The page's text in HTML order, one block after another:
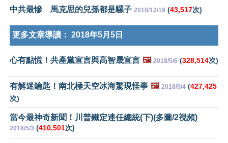
中共最慘 馬克思的兒孫都是騾子 2010/12/19 (43,517次)
更多文章導讀： 2018年5月5日
心有點慌！共產黨宣言與高智晟宣言 🖼️ 2018/5/6 (328,514次)
有解迷鑰匙！南北極天空冰海驚現怪事 🖼️ 2018/5/4 (427,425
次)
當今最神奇新聞！川普鐵定連任總統(下)(多圖/2視頻)
2018/5/3 (410,501次)